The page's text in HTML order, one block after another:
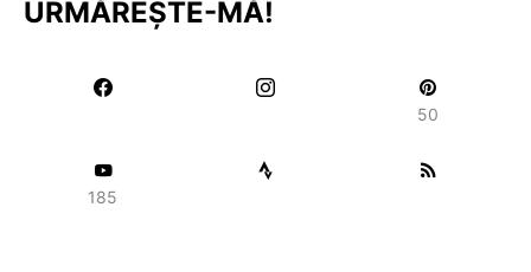
URMĂREȘTE-MĂ!
50
185